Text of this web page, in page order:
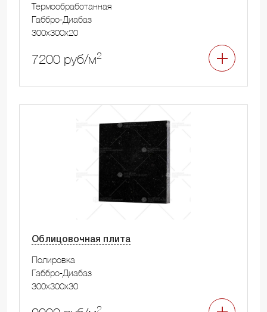
Термообработанная
Габбро-Диабаз
300x300x20
7200 руб/м2
Облицовочная плита
Полировка
Габбро-Диабаз
300x300x30
2